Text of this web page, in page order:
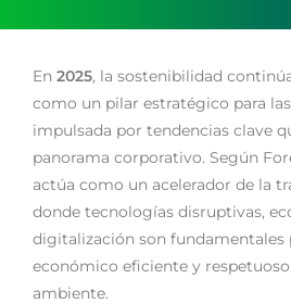
En 2025, la sostenibilidad
como un pilar estratégico para
impulsada por tendencias clave
panorama corporativo. Según
actúa como un acelerador de la
donde tecnologías disruptivas,
digitalización son fundamentales
económico eficiente y
ambiente.